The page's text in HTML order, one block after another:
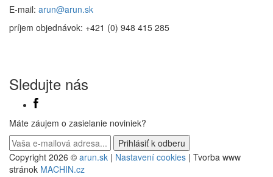
E-mail: arun@arun.sk
príjem objednávok: +421 (0) 948 415 285
Sledujte nás
Máte záujem o zasielanie noviniek?
Copyright 2026 © arun.sk | Nastavení cookies | Tvorba www
stránok MACHIN.cz